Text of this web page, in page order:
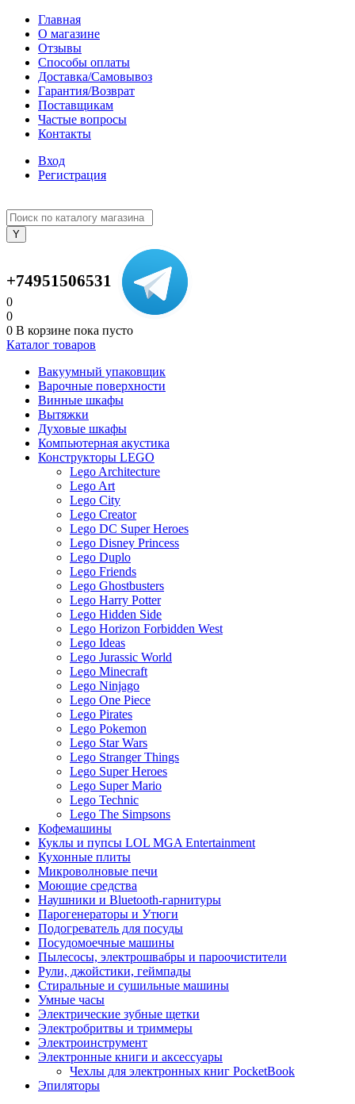
Главная
О магазине
Отзывы
Способы оплаты
Доставка/Самовывоз
Гарантия/Возврат
Поставщикам
Частые вопросы
Контакты
Вход
Регистрация
+74951506531
0
0
0 В корзине пока пусто
Каталог товаров
Вакуумный упаковщик
Варочные поверхности
Винные шкафы
Вытяжки
Духовые шкафы
Компьютерная акустика
Конструкторы LEGO
Lego Architecture
Lego Art
Lego City
Lego Creator
Lego DC Super Heroes
Lego Disney Princess
Lego Duplo
Lego Friends
Lego Ghostbusters
Lego Harry Potter
Lego Hidden Side
Lego Horizon Forbidden West
Lego Ideas
Lego Jurassic World
Lego Minecraft
Lego Ninjago
Lego One Piece
Lego Pirates
Lego Pokemon
Lego Star Wars
Lego Stranger Things
Lego Super Heroes
Lego Super Mario
Lego Technic
Lego The Simpsons
Кофемашины
Куклы и пупсы LOL MGA Entertainment
Кухонные плиты
Микроволновые печи
Моющие средства
Наушники и Bluetooth-гарнитуры
Парогенераторы и Утюги
Подогреватель для посуды
Посудомоечные машины
Пылесосы, электрошвабры и пароочистители
Рули, джойстики, геймпады
Стиральные и сушильные машины
Умные часы
Электрические зубные щетки
Электробритвы и триммеры
Электроинструмент
Электронные книги и аксессуары
Чехлы для электронных книг PocketBook
Эпиляторы